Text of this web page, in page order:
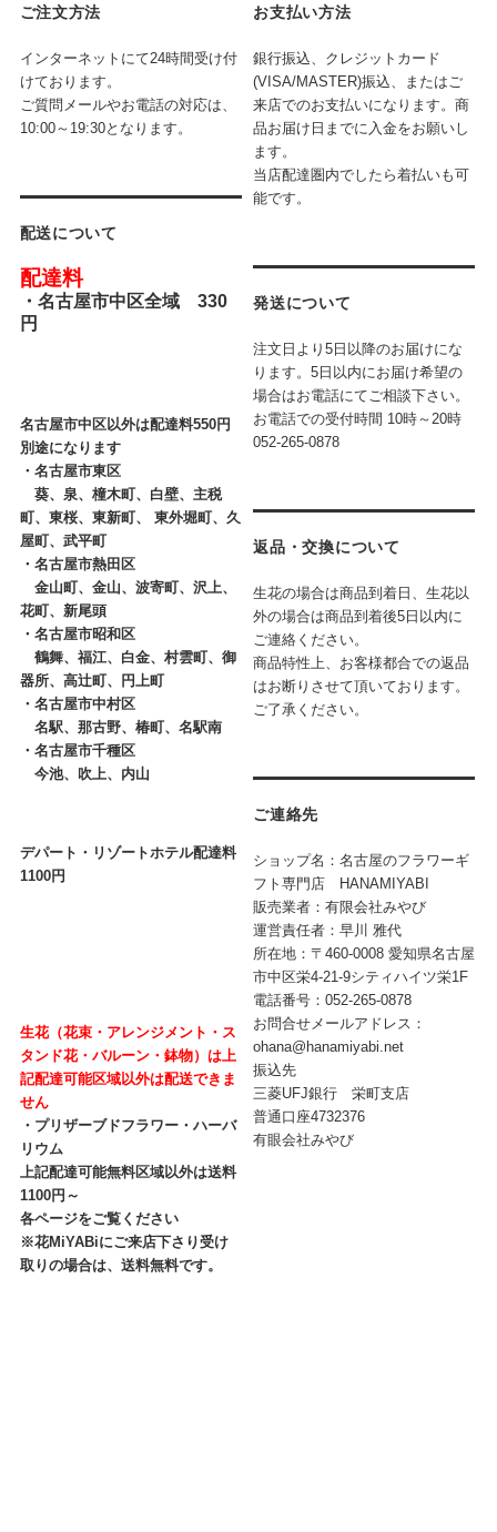
ご注文方法
インターネットにて24時間受け付
けております。
ご質問メールやお電話の対応は、
10:00～19:30となります。
配送について
配達料
・ 名古屋市中区全域 330
円
名古屋市中区以外は配達料550円
別途になります
・ 名古屋市東区
葵、泉、橦木町、白壁、主税
町、東桜、東新町、 東外堀町、久
屋町、武平町
・ 名古屋市熱田区
金山町、金山、波寄町、沢上、
花町、新尾頭
・ 名古屋市昭和区
鶴舞、福江、白金、村雲町、御
器所、高辻町、円上町
・ 名古屋市中村区
名駅、那古野、椿町、名駅南
・ 名古屋市千種区
今池、吹上、内山
デパート・リゾートホテル配達料
1100円
生花（花束・アレンジメント・ス
タンド花・バルーン・鉢物）は上
記配達可能区域以外は配送できま
せん
・プリザーブドフラワー・ハーバ
リウム
上記配達可能無料区域以外は送料
1100円～
各ページをご覧ください
※花MiYABiにご来店下さり受け
取りの場合は、送料無料です。
お支払い方法
銀行振込、クレジットカード
(VISA/MASTER)振込、またはご
来店でのお支払いになります。商
品お届け日までに入金をお願いし
ます。
当店配達圏内でしたら着払いも可
能です。
発送について
注文日より5日以降のお届けにな
ります。5日以内にお届け希望の
場合はお電話にてご相談下さい。
お電話での受付時間 10時～20時
052-265-0878
返品・交換について
生花の場合は商品到着日、生花以
外の場合は商品到着後5日以内に
ご連絡ください。
商品特性上、お客様都合での返品
はお断りさせて頂いております。
ご了承ください。
ご連絡先
ショップ名：名古屋のフラワーギ
フト専門店 HANAMIYABI
販売業者：有限会社みやび
運営責任者：早川 雅代
所在地：〒460-0008 愛知県名古屋
市中区栄4-21-9シティハイツ栄1F
電話番号：052-265-0878
お問合せメールアドレス：
ohana@hanamiyabi.net
振込先
三菱UFJ銀行 栄町支店
普通口座4732376
有眼会社みやび